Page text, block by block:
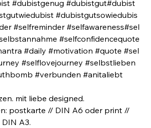
#dubistgenug #dubistgut#dubist
#dubistgutsowiedubis
#selfreminder #selfawareness#sel
#selfconfidencequote
#daily #motivation #quote #sel
#selflovejourney #selbstlieben
#verbunden #anitaliebt
mit liebe designed.
postkarte // DIN A6 oder print //
A3.